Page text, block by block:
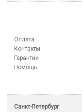
Оплата
Контакты
Гарантии
Помощь
Санкт-Петербург